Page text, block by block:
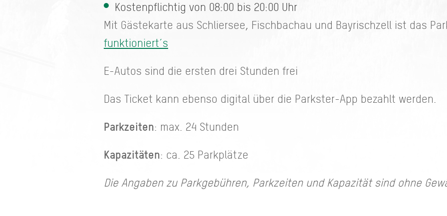
Kostenpflichtig von 08:00 bis 20:00 Uhr
Mit Gästekarte aus Schliersee, Fischbachau und Bayrischzell ist das
funktioniert´s
E-Autos sind die ersten drei Stunden frei
Das Ticket kann ebenso digital über die Parkster-App bezahlt werden.
Parkzeiten: max. 24 Stunden
Kapazitäten: ca. 25 Parkplätze
Die Angaben zu Parkgebühren, Parkzeiten und Kapazität sind ohne